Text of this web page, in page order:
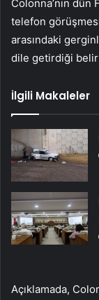
Colonna’nın dün
telefon
arasındaki
dile getirdiği
İlgili Makaleler
Açıklamada,